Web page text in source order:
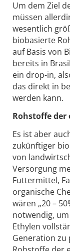
Um dem Ziel
müssen
wesentlich
biobasierte
auf Basis von
bereits in
ein drop-in,
das direkt in
werden kann.
Rohstoffe der
Es ist aber
zukünftiger
von
Versorgung
Futtermittel,
organische
wären „20 –
notwendig,
Ethylen
Generation zu